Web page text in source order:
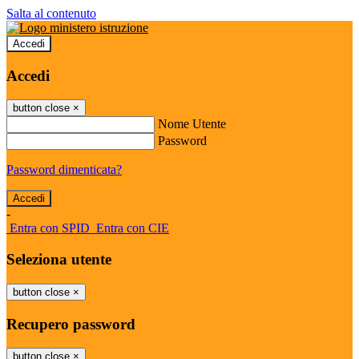
Salta al contenuto
Accedi
Accedi
button close ×
Nome Utente
Password
Password dimenticata?
-
Entra con SPID Entra con CIE
Seleziona utente
button close ×
Recupero password
button close ×